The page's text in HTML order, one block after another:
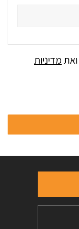
ואתמדיניות